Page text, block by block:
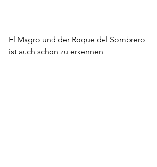
El Magro und der Roque del Sombrero
ist auch schon zu erkennen